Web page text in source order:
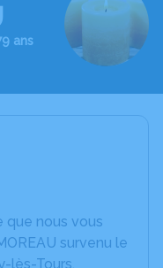
ans
que nous vous
survenu le
lès-Tours.